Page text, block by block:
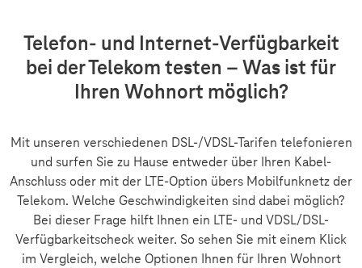
Telefon- und Internet-Verfügbarkeit
bei der Telekom testen – Was ist für
Ihren Wohnort möglich?
Mit unseren verschiedenen DSL-/VDSL-Tarifen telefonieren
und surfen Sie zu Hause entweder über Ihren Kabel-
Anschluss oder mit der LTE-Option übers Mobilfunknetz der
Telekom. Welche Geschwindigkeiten sind dabei möglich?
Bei dieser Frage hilft Ihnen ein LTE- und VDSL/DSL-
Verfügbarkeitscheck weiter. So sehen Sie mit einem Klick
im Vergleich, welche Optionen Ihnen für Ihren Wohnort